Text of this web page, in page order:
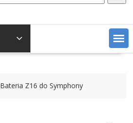
Bateria Z16 do Symphony